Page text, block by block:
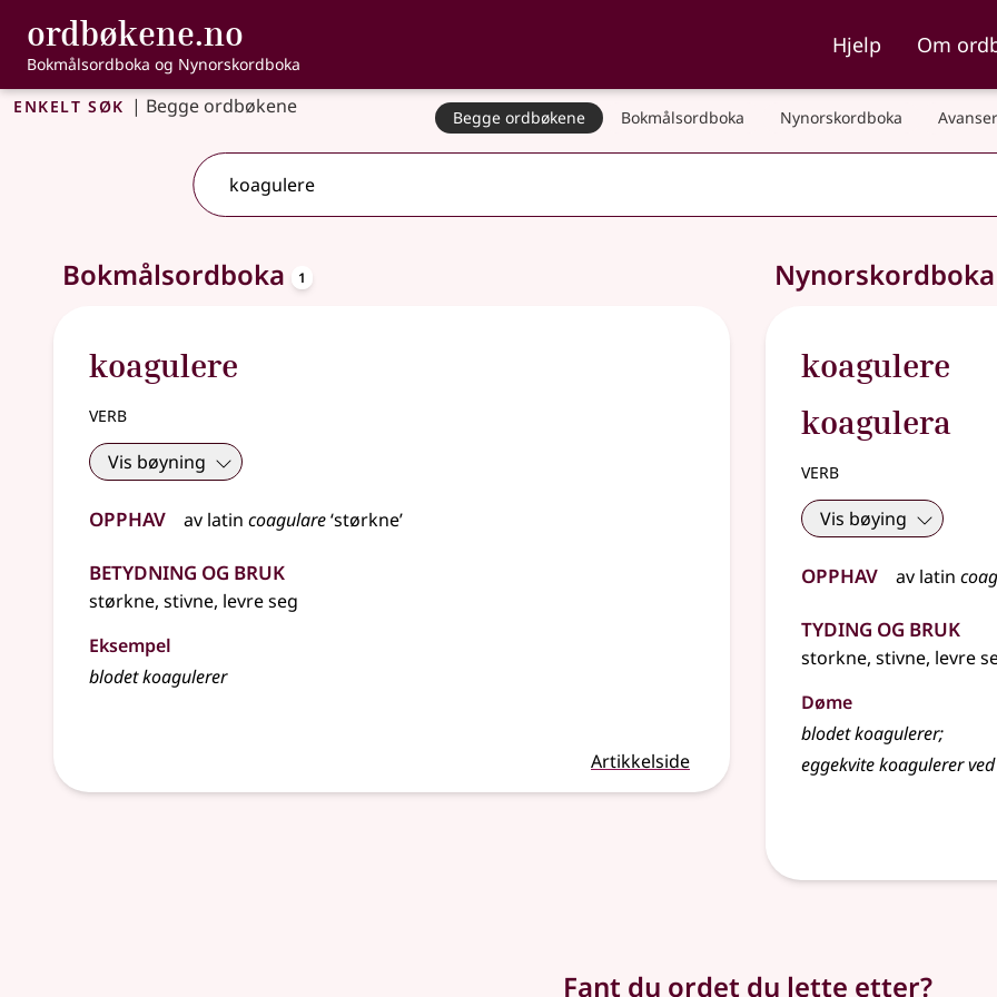
Gå til hovedinnhold
Tilgjengelighet
ordbøkene.no , Bokmålsordboka og Nynorskordboka
Bokmålsordboka og Nynorskordboka
Hjelp Om
Enkelt søk | Begge ordbøkene Begge ordbøkene Bokmålsordboka Nynorskordboka
Bokmålsordboka 1
koagulere
verb
Vis bøyning
Opphav av latin coagulare‘størkne’
Betydning og bruk
størkne, stivne, levre seg
Eksempel
blodetkoagulerer
Artikkelside
Nynorskordboka
koagulere
koagulera
verb
Vis bøying
Opphav av latin
Tyding og bruk
storkne, stivne, levre
Døme
blodet koagulerer;
eggekvite koagulerer
Fant du ordet du lette etter?